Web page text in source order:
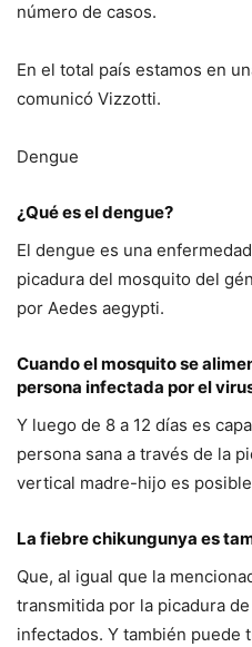
número de casos.
En el total país estamos en
comunicó Vizzotti.
Dengue
¿Qué es el dengue?
El dengue es una
picadura del mosquito del
por Aedes aegypti.
Cuando el mosquito se
persona infectada por el
Y luego de 8 a 12 días es
persona sana a través de la
vertical madre-hijo es
La fiebre chikungunya es
Que, al igual que la
transmitida por la picadura
infectados. Y también puede